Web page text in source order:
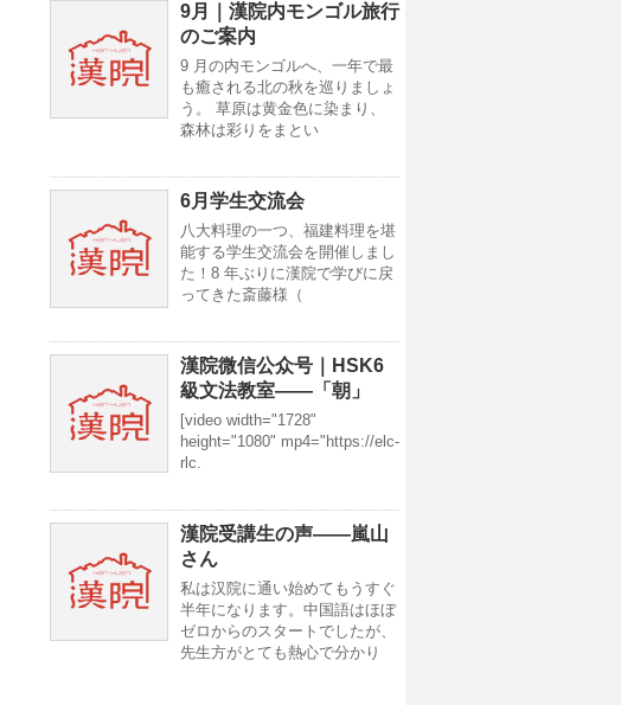
9月｜漢院内モンゴル旅行
のご案内
9 月の内モンゴルへ、一年で最
も癒される北の秋を巡りましょ
う。 草原は黄金色に染まり、
森林は彩りをまとい
6月学生交流会
八大料理の一つ、福建料理を堪
能する学生交流会を開催しまし
た！8 年ぶりに漢院で学びに戻
ってきた斎藤様（
漢院微信公众号｜HSK6
級文法教室——「朝」
[video width="1728"
height="1080" mp4="https://elc-
rlc.
漢院受講生の声——嵐山
さん
私は汉院に通い始めてもうすぐ
半年になります。中国語はほぼ
ゼロからのスタートでしたが、
先生方がとても熱心で分かり